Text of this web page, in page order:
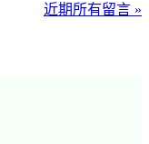
近期所有留言 »